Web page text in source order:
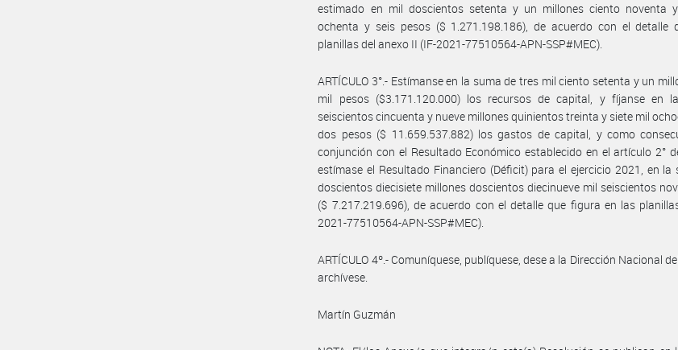
estimado en mil doscientos setenta y un millones ciento noventa
ochenta y seis pesos ($ 1.271.198.186), de acuerdo con el detalle
planillas del anexo II (IF-2021-77510564-APN-SSP#MEC).
ARTÍCULO 3°.- Estímanse en la suma de tres mil ciento setenta y un
mil pesos ($3.171.120.000) los recursos de capital, y fíjanse en
seiscientos cincuenta y nueve millones quinientos treinta y siete mil
dos pesos ($ 11.659.537.882) los gastos de capital, y como
conjunción con el Resultado Económico establecido en el artículo 2°
estímase el Resultado Financiero (Déficit) para el ejercicio 2021, en la
doscientos diecisiete millones doscientos diecinueve mil seiscientos
($ 7.217.219.696), de acuerdo con el detalle que figura en las
2021-77510564-APN-SSP#MEC).
ARTÍCULO 4º.- Comuníquese, publíquese, dese a la Dirección Nacional
archívese.
Martín Guzmán